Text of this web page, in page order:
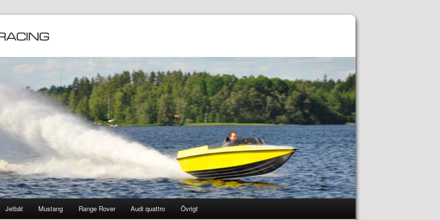
Jetbåt Mustang Range Rover Audi quattro Övrigt